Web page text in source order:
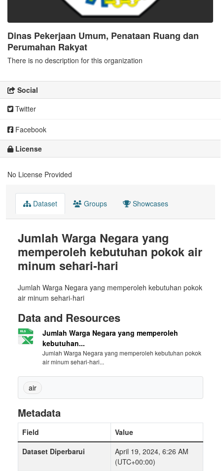
Dinas Pekerjaan Umum, Penataan Ruang dan
Perumahan Rakyat
There is no description for this organization
Social
Twitter
Facebook
License
No License Provided
Dataset Groups Showcases
Jumlah Warga Negara yang
memperoleh kebutuhan pokok air
minum sehari-hari
Jumlah Warga Negara yang memperoleh kebutuhan pokok
air minum sehari-hari
Data and Resources
Jumlah Warga Negara yang memperoleh
kebutuhan...
Jumlah Warga Negara yang memperoleh kebutuhan pokok
air minum sehari-hari...
air
Metadata
Field
Value
Dataset Diperbarui
April 19, 2024, 6:26 AM
(UTC+00:00)